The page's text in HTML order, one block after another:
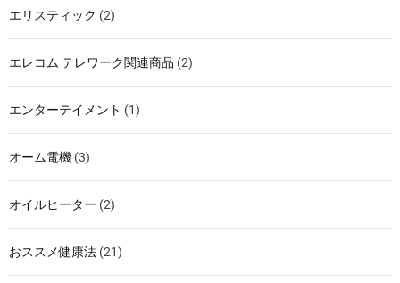
エリスティック (2)
エレコム テレワーク関連商品 (2)
エンターテイメント (1)
オーム電機 (3)
オイルヒーター (2)
おススメ健康法 (21)